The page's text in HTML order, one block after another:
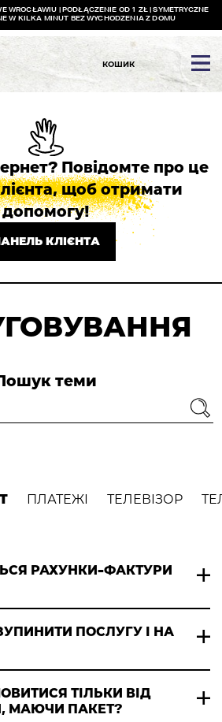
WROCŁAWIU | PODŁĄCZENIE OD 1 ZŁ | SYMETRYCZNE
W KILKA MINUT BEZ WYCHODZENIA Z DOMU
КОШИК
Повідомте про це
щоб отримати
допомогу!
КЛІЄНТА
теми
ПЛАТЕЖІ ТЕЛЕВІЗОР
РАХУНКИ-ФАКТУРИ
ПОСЛУГУ І НА
ТІЛЬКИ ВІД
МАЮЧИ ПАКЕТ?